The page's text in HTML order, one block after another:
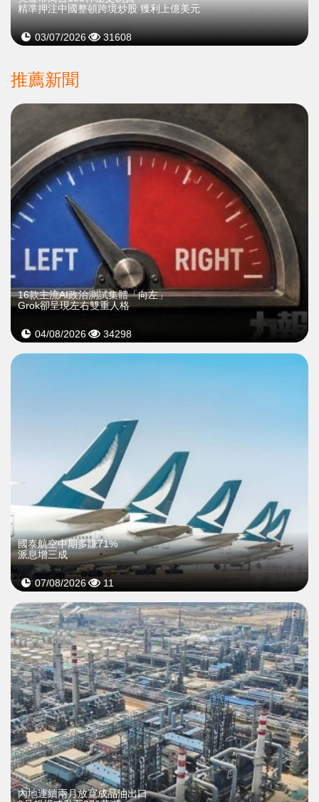
精準押注中國整頓跨境炒股 獲利上億美元
03/07/2026 31608
推薦新聞
16款主流AI政治測試集體「向左」
Grok卻呈現左右雙重人格
04/08/2026 34298
國泰航空中期多賺71%
派息增三成
07/08/2026 11
內地連續兩月放寬成品油出口